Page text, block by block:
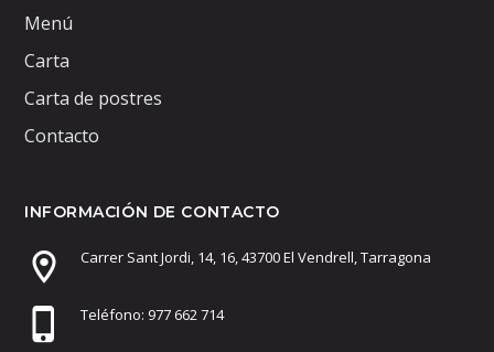
Menú
Carta
Carta de postres
Contacto
INFORMACIÓN DE CONTACTO
Carrer Sant Jordi, 14, 16, 43700 El Vendrell, Tarragona
Teléfono: 977 662 714